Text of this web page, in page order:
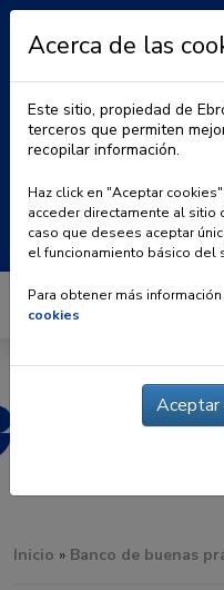
BLOG |
Inicio » Banco de buenas
Acerca de las
Este sitio, propiedad de
terceros que permiten
recopilar información.
Haz click en "Aceptar
acceder directamente al sitio
caso que desees aceptar
el funcionamiento básico del
Para obtener más
cookies